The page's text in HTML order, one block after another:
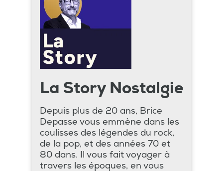
La Story Nostalgie
Depuis plus de 20 ans, Brice
Depasse vous emmène dans les
coulisses des légendes du rock,
de la pop, et des années 70 et
80 dans. Il vous fait voyager à
travers les époques, en vous